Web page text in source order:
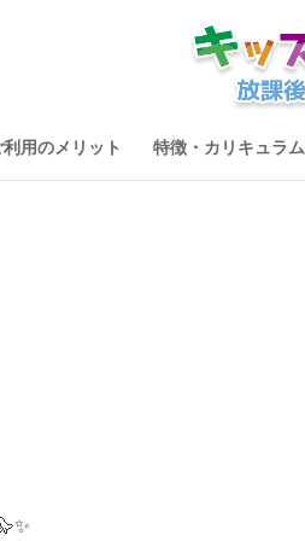
利用のメリット 特徴・カリキュラム